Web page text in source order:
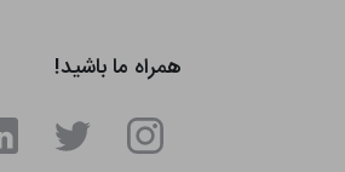
همراه ما باشید!